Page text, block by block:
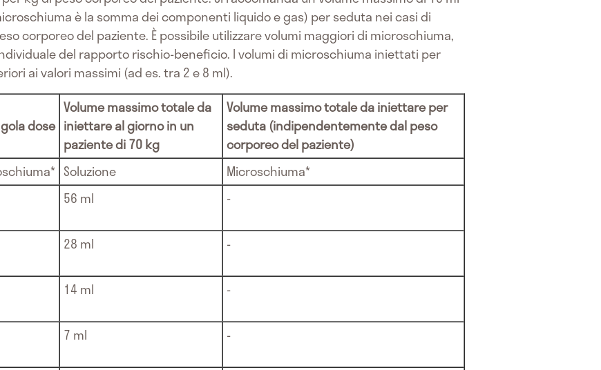
è la somma dei componenti liquido e gas) per seduta nei casi di
corporeo del paziente. È possibile utilizzare volumi maggiori di microschiuma,
del rapporto rischio-beneficio. I volumi di microschiuma iniettati per
ai valori massimi (ad es. tra 2 e 8 ml).
dose
Volume massimo totale da
iniettare al giorno in un
paziente di 70 kg
Volume massimo totale da iniettare per
seduta (indipendentemente dal peso
corporeo del paziente)
Soluzione
Microschiuma*
56 ml -
28 ml -
14 ml -
7 ml -